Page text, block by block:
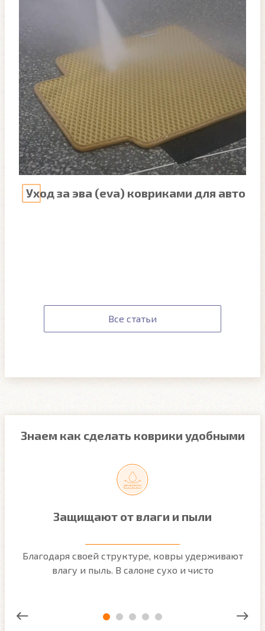
Уход за эва (eva) ковриками для авто
Все статьи
Знаем как сделать коврики удобными
Защищают от влаги и пыли
Благодаря своей структуре, ковры удерживают
влагу и пыль. В салоне сухо и чисто